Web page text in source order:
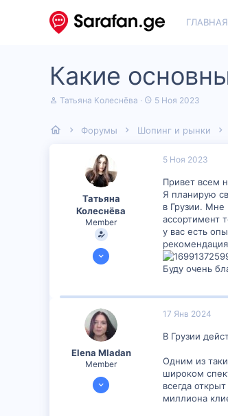
ГЛАВНАЯ
Какие
А
о
Татьяна Колеснёва
Д
а
5 Ноя 2023
Форумы Шопинг и рынки
Татьяна
Колеснёва
Member
19 Окт 2023
16
5 Ноя 2023
Привет всем
Я планирую
в Грузии.
ассортимент
у вас есть
Буду очень
Elena Mladan
Member
29 Ноя 2023
17 Янв 2024
В Грузии
Одним из
широком
всегда
миллиона